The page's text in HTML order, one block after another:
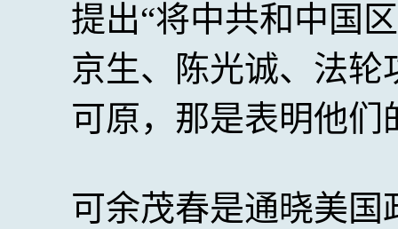
提出“将中共和中国
京生、陈光诚、法
可原，那是表明他
可余茂春是通晓美